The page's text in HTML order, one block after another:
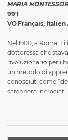
MARIA
99')
VO Français, Italien
Nel 1900, a Roma,
dottoressa che
rivoluzionario per i
un metodo di
conosciuti come
sarebbero incrociati